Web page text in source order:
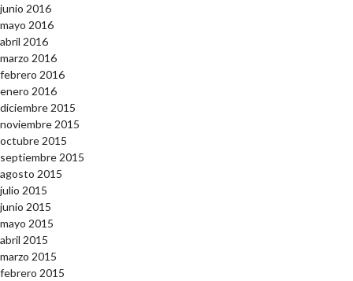
junio 2016
mayo 2016
abril 2016
marzo 2016
febrero 2016
enero 2016
diciembre 2015
noviembre 2015
octubre 2015
septiembre 2015
agosto 2015
julio 2015
junio 2015
mayo 2015
abril 2015
marzo 2015
febrero 2015